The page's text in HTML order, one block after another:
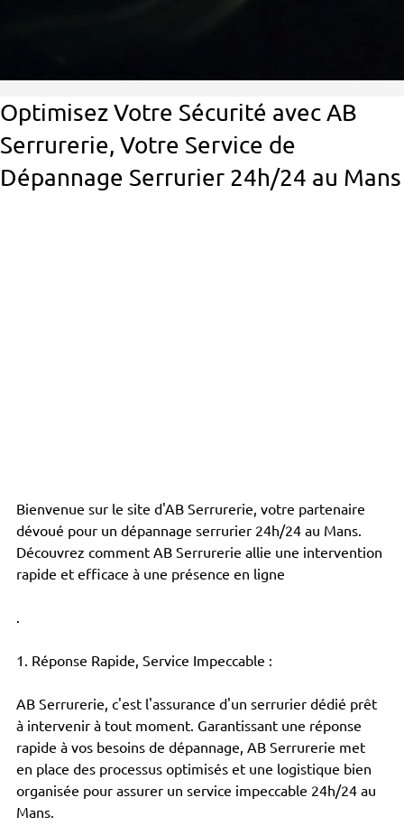
Optimisez Votre Sécurité avec AB
Serrurerie, Votre Service de
Dépannage Serrurier 24h/24 au Mans
Bienvenue sur le site d'AB Serrurerie, votre partenaire
dévoué pour un dépannage serrurier 24h/24 au Mans.
Découvrez comment AB Serrurerie allie une intervention
rapide et efficace à une présence en ligne
.
1. Réponse Rapide, Service Impeccable :
AB Serrurerie, c'est l'assurance d'un serrurier dédié prêt
à intervenir à tout moment. Garantissant une réponse
rapide à vos besoins de dépannage, AB Serrurerie met
en place des processus optimisés et une logistique bien
organisée pour assurer un service impeccable 24h/24 au
Mans.